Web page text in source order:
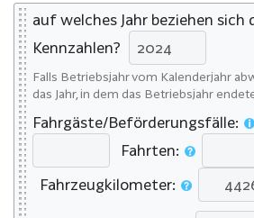
auf welches Jahr beziehen sich
Kennzahlen?
Falls Betriebsjahr vom Kalenderjahr
das Jahr, in dem das Betriebsjahr
Fahrgäste/Beförderungsfälle:
Fahrten:
Fahrzeugkilometer: